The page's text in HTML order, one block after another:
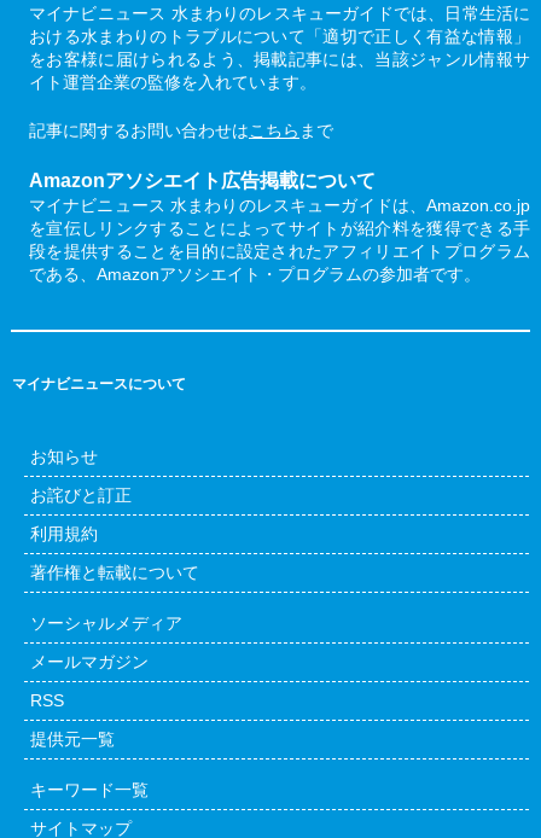
マイナビニュース 水まわりのレスキューガイドでは、日常生活に
おける水まわりのトラブルについて「適切で正しく有益な情報」
をお客様に届けられるよう、掲載記事には、当該ジャンル情報サ
イト運営企業の監修を入れています。
記事に関するお問い合わせはこちら まで
Amazonアソシエイト広告掲載について
マイナビニュース 水まわりのレスキューガイドは、Amazon.co.jp
を宣伝しリンクすることによってサイトが紹介料を獲得できる手
段を提供することを目的に設定されたアフィリエイトプログラム
である、Amazonアソシエイト・プログラムの参加者です。
マイナビニュースについて
お知らせ
お詫びと訂正
利用規約
著作権と転載について
ソーシャルメディア
メールマガジン
RSS
提供元一覧
キーワード一覧
サイトマップ